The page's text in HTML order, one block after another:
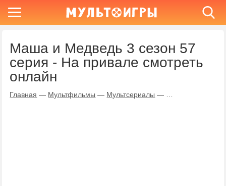
Маша и Медведь 3 сезон 57
серия - На привале смотреть
онлайн
Главная — Мультфильмы — Мультсериалы —